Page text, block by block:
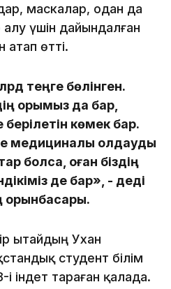
маскалар, одан да
алу үшін дайындалған
атап өтті.
теңге бөлінген.
қорымыз да бар,
берілетін көмек бар.
медициналық қолдауды
болса, оған біздің
де бар», - деді
орынбасары.
Қытайдың Ухан
студент білім
індет тараған қалада.